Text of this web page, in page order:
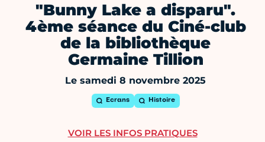
"Bunny Lake a disparu".
4ème séance du Ciné-club
de la bibliothèque
Germaine Tillion
Le samedi 8 novembre 2025
Ecrans Histoire
VOIR LES INFOS PRATIQUES